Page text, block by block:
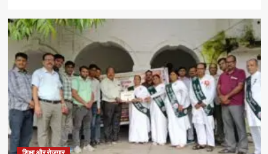
दिल्ली
चैम्प्स
स्कूल
में
3
6
वर्ष
के
नन्हे
शिवभक्त
करेंगे